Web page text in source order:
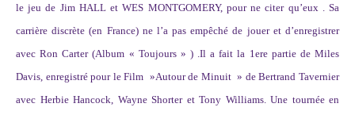
le jeu de Jim HALL et WES MONTGOMERY, pour ne citer qu’eux . Sa
carrière discrète (en France) ne l’a pas empêché de jouer et d’enregistrer
avec Ron Carter (Album « Toujours » ) .Il a fait la 1ere partie de Miles
Davis, enregistré pour le Film »Autour de Minuit » de Bertrand Tavernier
avec Herbie Hancock, Wayne Shorter et Tony Williams. Une tournée en